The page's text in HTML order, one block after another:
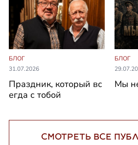
БЛОГ
31.07.2026
Праздник, который вс
егда с тобой
БЛОГ
Мы
СМОТРЕТЬ ВСЕ